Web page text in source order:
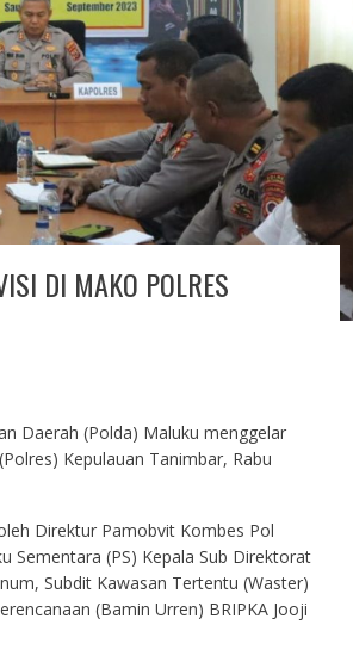
DI MAKO POLRES
Daerah (Polda) Maluku menggelar
Kepulauan Tanimbar, Rabu
Direktur Pamobvit Kombes Pol
Sementara (PS) Kepala Sub Direktorat
Subdit Kawasan Tertentu (Waster)
(Bamin Urren) BRIPKA Jooji